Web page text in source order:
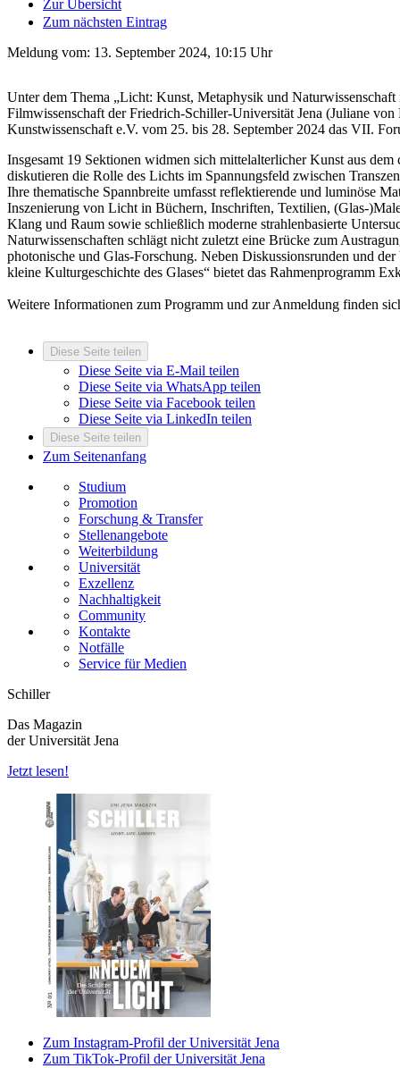
Zur Übersicht
Zum nächsten Eintrag
Meldung vom: 13. September 2024, 10:15 Uhr
Unter dem Thema „Licht: Kunst, Metaphysik und
Filmwissenschaft der Friedrich-Schiller-Universität Jena (Juliane
Kunstwissenschaft e.V. vom 25. bis 28. September 2024 das VII.
Insgesamt 19 Sektionen widmen sich mittelalterlicher Kunst aus
diskutieren die Rolle des Lichts im Spannungsfeld zwischen
Ihre thematische Spannbreite umfasst reflektierende und luminöse
Inszenierung von Licht in Büchern, Inschriften, Textilien, (Glas-
Klang und Raum sowie schließlich moderne strahlenbasierte
Naturwissenschaften schlägt nicht zuletzt eine Brücke zum
photonische und Glas-Forschung. Neben Diskussionsrunden und
kleine Kulturgeschichte des Glases“ bietet das Rahmenprogramm
Weitere Informationen zum Programm und zur Anmeldung finden
Diese Seite teilen
Diese Seite via E-Mail teilen
Diese Seite via WhatsApp teilen
Diese Seite via Facebook teilen
Diese Seite via LinkedIn teilen
Diese Seite teilen
Zum Seitenanfang
Studium
Promotion
Forschung & Transfer
Stellenangebote
Weiterbildung
Universität
Exzellenz
Nachhaltigkeit
Community
Kontakte
Notfälle
Service für Medien
Schiller
Das Magazin
der Universität Jena
Jetzt lesen!
Zum Instagram-Profil der Universität Jena
Zum TikTok-Profil der Universität Jena